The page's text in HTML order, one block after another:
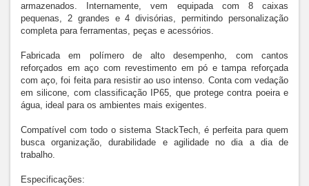
armazenados. Internamente, vem equipada com 8 caixas
pequenas, 2 grandes e 4 divisórias, permitindo personalização
completa para ferramentas, peças e acessórios.
Fabricada em polímero de alto desempenho, com cantos
reforçados em aço com revestimento em pó e tampa reforçada
com aço, foi feita para resistir ao uso intenso. Conta com vedação
em silicone, com classificação IP65, que protege contra poeira e
água, ideal para os ambientes mais exigentes.
Compatível com todo o sistema StackTech, é perfeita para quem
busca organização, durabilidade e agilidade no dia a dia de
trabalho.
Especificações: